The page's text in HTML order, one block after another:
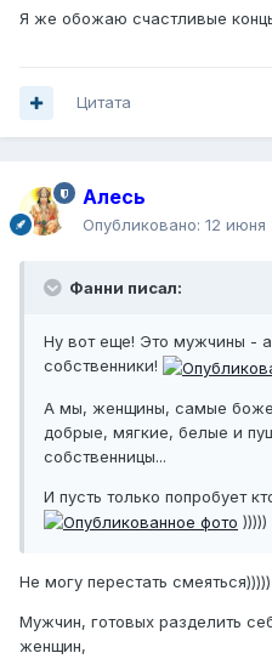
Я же обожаю счастливые
Цитата
Алесь
Опубликовано: 12 июня
Фанни писал:
Ну вот еще! Это мужчины -
собственники!
А мы, женщины, самые
добрые, мягкие, белые и
собственницы...
И пусть только попробует
)))))
Не могу перестать смеяться)))))
Мужчин, готовых разделить
женщин,